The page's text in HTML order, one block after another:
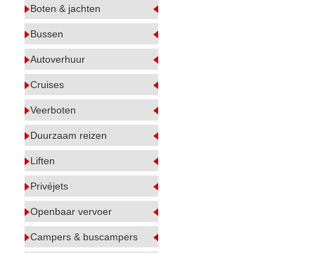
Boten & jachten
Bussen
Autoverhuur
Cruises
Veerboten
Duurzaam reizen
Liften
Privéjets
Openbaar vervoer
Campers & buscampers